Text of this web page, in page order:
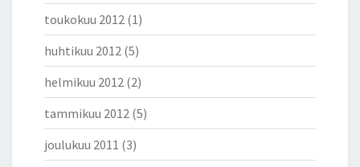
toukokuu 2012 (1)
huhtikuu 2012 (5)
helmikuu 2012 (2)
tammikuu 2012 (5)
joulukuu 2011 (3)